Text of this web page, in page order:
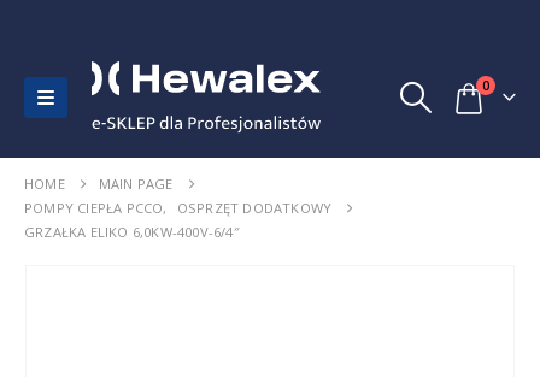
0
HOME
MAIN PAGE
POMPY CIEPŁA PCCO,
OSPRZĘT DODATKOWY
GRZAŁKA ELIKO 6,0KW-400V-6/4″